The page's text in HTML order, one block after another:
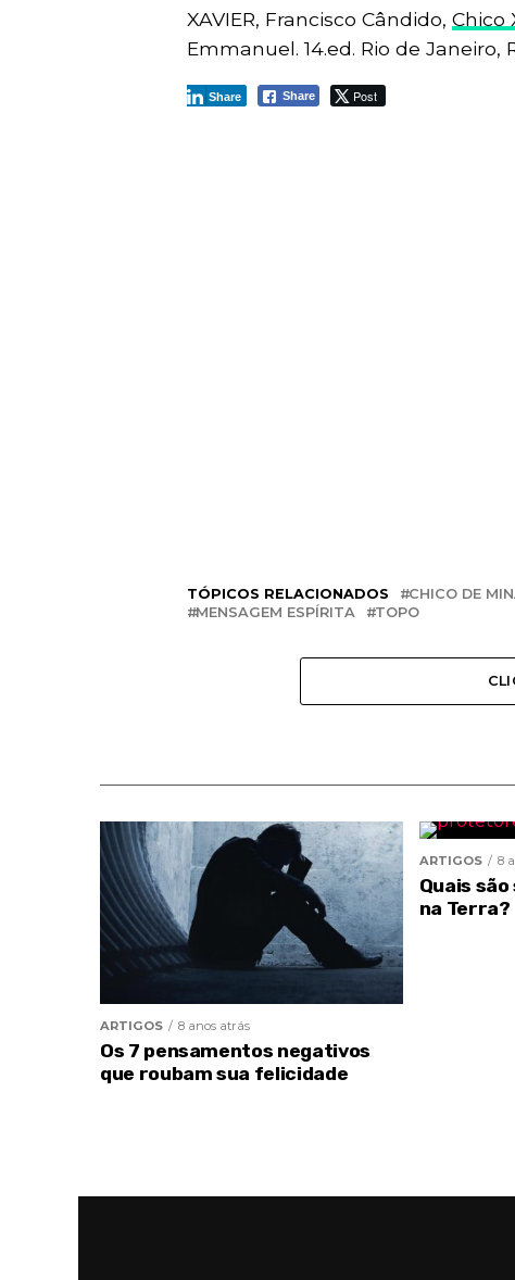
XAVIER, Francisco Cândido, Chico
Emmanuel. 14.ed. Rio de Janeiro,
Share Post
Share
TÓPICOS RELACIONADOS CHICO DE
MENSAGEM ESPÍRITA
TOPO
ARTIGOS 8 anos atrás
Os 7 pensamentos negativos
que roubam sua felicidade
ARTIGOS 8
Quais
na Terra?